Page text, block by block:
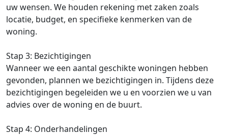
uw wensen. We houden rekening met zaken zoals
locatie, budget, en specifieke kenmerken van de
woning.
Stap 3: Bezichtigingen
Wanneer we een aantal geschikte woningen hebben
gevonden, plannen we bezichtigingen in. Tijdens deze
bezichtigingen begeleiden we u en voorzien we u van
advies over de woning en de buurt.
Stap 4: Onderhandelingen